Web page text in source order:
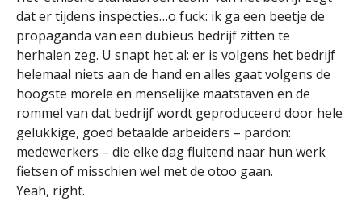
dat er tijdens inspecties…o fuck: ik ga een beetje de
propaganda van een dubieus bedrijf zitten te
herhalen zeg. U snapt het al: er is volgens het bedrijf
helemaal niets aan de hand en alles gaat volgens de
hoogste morele en menselijke maatstaven en de
rommel van dat bedrijf wordt geproduceerd door hele
gelukkige, goed betaalde arbeiders – pardon:
medewerkers – die elke dag fluitend naar hun werk
fietsen of misschien wel met de otoo gaan.
Yeah, right.